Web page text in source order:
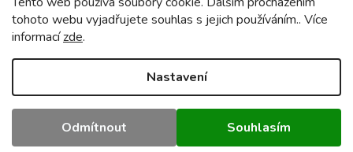
tohoto webu vyjadřujete souhlas s jejich používáním.. Více
informacízde.
Nastavení
Odmítnout Souhlasím
Výška [cm]:4
Certifikáty:CE, RoHS
Záruka:
Doplňkové parametry
Kategorie:
Vnitřní plechové